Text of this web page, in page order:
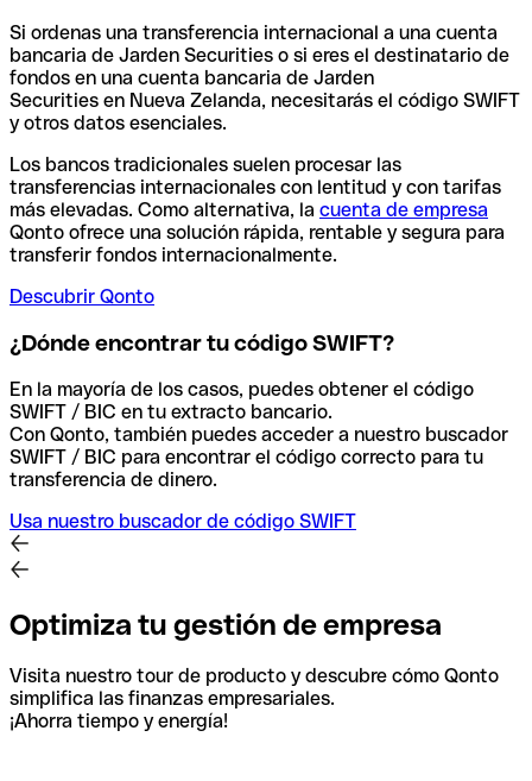
Si ordenas una transferencia internacional a una cuenta
bancaria de Jarden Securities o si eres el destinatario de
fondos en una cuenta bancaria de Jarden
Securities en Nueva Zelanda, necesitarás el código SWIFT
y otros datos esenciales.
Los bancos tradicionales suelen procesar las
transferencias internacionales con lentitud y con tarifas
más elevadas. Como alternativa, la cuenta de empresa
Qonto ofrece una solución rápida, rentable y segura para
transferir fondos internacionalmente.
Descubrir Qonto
¿Dónde encontrar tu código SWIFT?
En la mayoría de los casos, puedes obtener el código
SWIFT / BIC en tu extracto bancario.
Con Qonto, también puedes acceder a nuestro buscador
SWIFT / BIC para encontrar el código correcto para tu
transferencia de dinero.
Usa nuestro buscador de código SWIFT
Optimiza tu gestión de empresa
Visita nuestro tour de producto y descubre cómo Qonto
simplifica las finanzas empresariales.
¡Ahorra tiempo y energía!